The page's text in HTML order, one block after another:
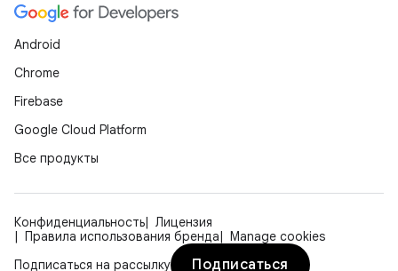
Android
Chrome
Firebase
Google Cloud Platform
Все продукты
Конфиденциальность
Лицензия
Правила использования бренда
Manage cookies
Подписаться на рассылку
Подписаться